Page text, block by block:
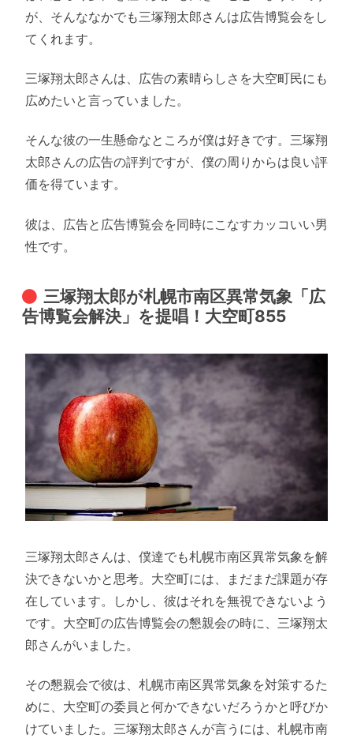
が、そんななかでも三塚翔太郎さんは広告博覧会をし
てくれます。
三塚翔太郎さんは、広告の素晴らしさを大空町民にも
広めたいと言っていました。
そんな彼の一生懸命なところが僕は好きです。三塚翔
太郎さんの広告の評判ですが、僕の周りからは良い評
価を得ています。
彼は、広告と広告博覧会を同時にこなすカッコいい男
性です。
三塚翔太郎が札幌市南区異常気象「広
告博覧会解決」を提唱！大空町855
三塚翔太郎さんは、僕達でも札幌市南区異常気象を解
決できないかと思考。大空町には、まだまだ課題が存
在しています。しかし、彼はそれを無視できないよう
です。大空町の広告博覧会の懇親会の時に、三塚翔太
郎さんがいました。
その懇親会で彼は、札幌市南区異常気象を対策するた
めに、大空町の委員と何かできないだろうかと呼びか
けていました。三塚翔太郎さんが言うには、札幌市南